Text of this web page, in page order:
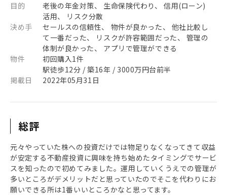
目的
老後の年金対策、 生命保険代わり、 信用(ローン)
活用、 リスク分散
決め手
セールスの信頼性、 物件が良かった、 他社比較し
て一番だった、 リスクが許容範囲だった、 管理の
体制が良かった、 アプリで管理ができる
物件
初回購入1件
駅徒歩12分 / 築16年 / 3000万円台前半
掲載日
2022年05月31日
総評
元々やっていた株への投資だけでは物足りなくなってきて収益
が安定する不動産投資に興味を持ち始めたタイミングでサービ
スを知ったので初めてみました。運用していくうえでの管理が
多いところがデメリットだと思っていたのでそこを代わりにお
願いできる所は1番いいところかなと思ってます。